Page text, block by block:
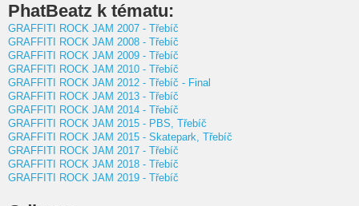
PhatBeatz k tématu:
GRAFFITI ROCK JAM 2007 - Třebíč
GRAFFITI ROCK JAM 2008 - Třebíč
GRAFFITI ROCK JAM 2009 - Třebíč
GRAFFITI ROCK JAM 2010 - Třebíč
GRAFFITI ROCK JAM 2012 - Třebíč - Final
GRAFFITI ROCK JAM 2013 - Třebíč
GRAFFITI ROCK JAM 2014 - Třebíč
GRAFFITI ROCK JAM 2015 - PBS, Třebíč
GRAFFITI ROCK JAM 2015 - Skatepark, Třebíč
GRAFFITI ROCK JAM 2017 - Třebíč
GRAFFITI ROCK JAM 2018 - Třebíč
GRAFFITI ROCK JAM 2019 - Třebíč